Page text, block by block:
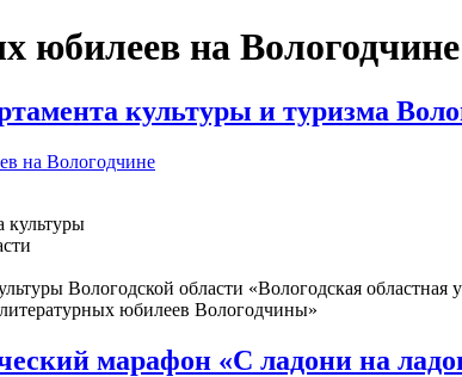
юбилеев на Вологодчине
культуры и туризма
на Вологодчине
культуры
Вологодской области «Вологодская
юбилеев Вологодчины»
марафон «С ладони на